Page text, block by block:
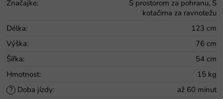
Značajke:
S prostorom za pohranu, S
kotačima za ravnotežu
Délka:
123 cm
Výška:
76 cm
Šířka:
54 cm
Hmotnost: 15 kg
? Doba jízdy:
až 60 minut